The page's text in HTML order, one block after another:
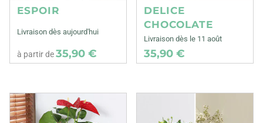
ESPOIR
Livraison dès aujourd'hui
à partir de35,90 €
DELICE
CHOCOLATE
Livraison dès le 11 août
35,90 €